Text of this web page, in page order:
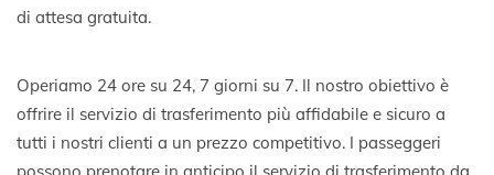
di attesa gratuita.
Operiamo 24 ore su 24, 7 giorni su 7. Il nostro obiettivo è
offrire il servizio di trasferimento più affidabile e sicuro a
tutti i nostri clienti a un prezzo competitivo. I passeggeri